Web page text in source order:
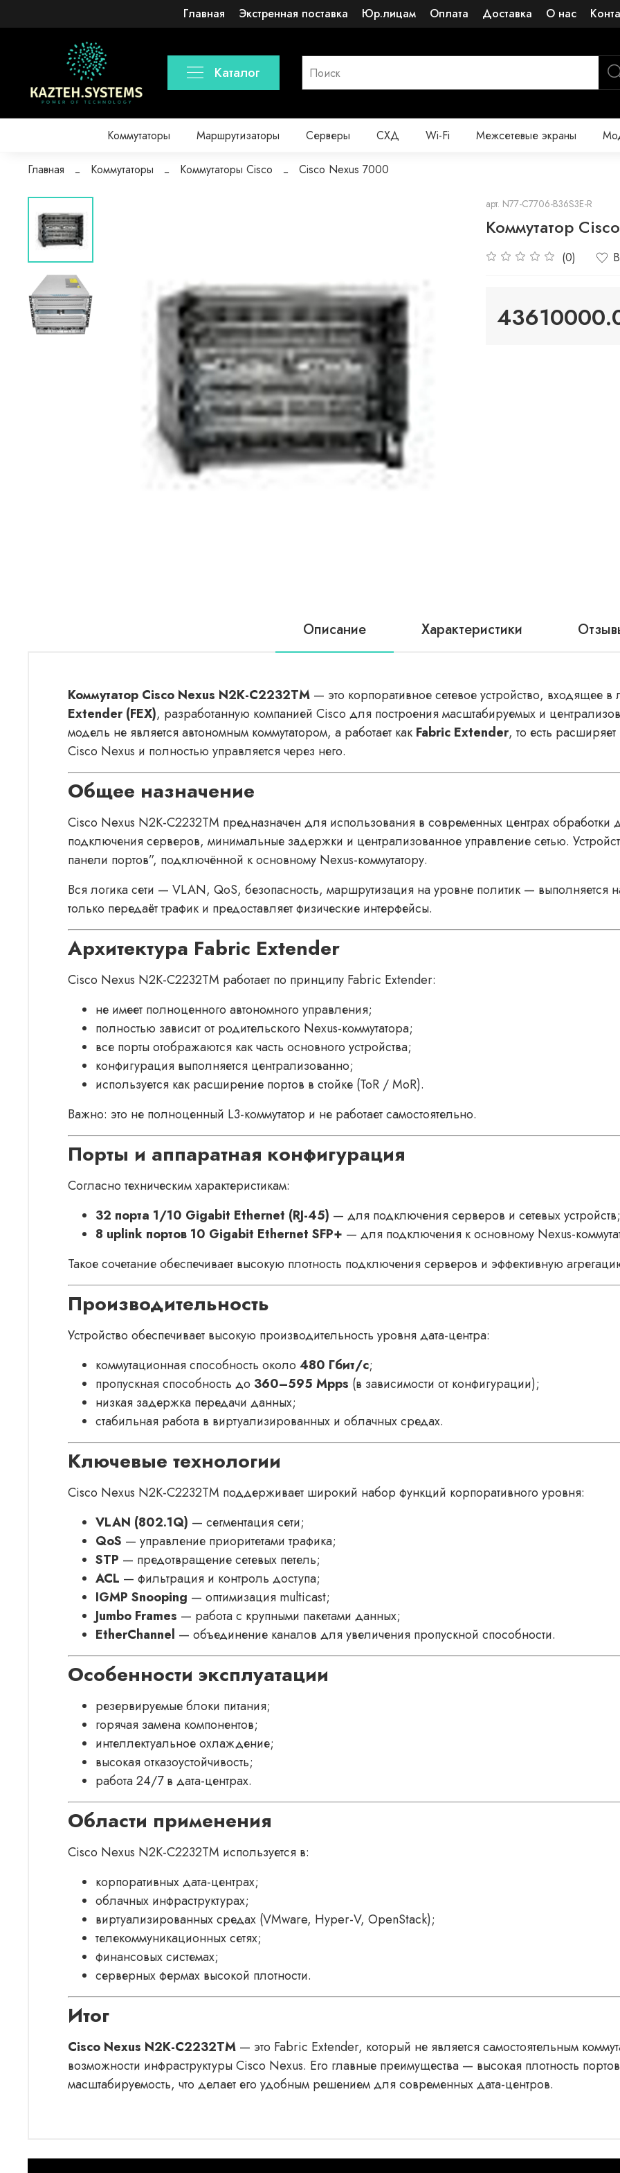
Главная Экстренная поставка Юр.лицам Оплата Доставка О нас
Каталог
Коммутаторы Маршрутизаторы Серверы СХД Wi-Fi Межсетевые экраны
Главная Коммутаторы Коммутаторы Cisco Cisco Nexus 7000
арт. N77-C7706-B36S3E-R
Коммутатор
(0)
Описание Характеристики
Коммутатор Cisco Nexus N2K-C2232TM — это корпоративное сетевое устройство, входящее в
Extender (FEX), разработанную компанией Cisco для построения масштабируемых и
модель не является автономным коммутатором, а работает как Fabric Extender, то есть
Cisco Nexus и полностью управляется через него.
Общее назначение
Cisco Nexus N2K-C2232TM предназначен для использования в современных центрах обработки
подключения серверов, минимальные задержки и централизованное управление сетью.
панели портов”, подключённой к основному Nexus-коммутатору.
Вся логика сети — VLAN, QoS, безопасность, маршрутизация на уровне политик — выполняется
только передаёт трафик и предоставляет физические интерфейсы.
Архитектура Fabric Extender
Cisco Nexus N2K-C2232TM работает по принципу Fabric Extender:
не имеет полноценного автономного управления;
полностью зависит от родительского Nexus-коммутатора;
все порты отображаются как часть основного устройства;
конфигурация выполняется централизованно;
используется как расширение портов в стойке (ToR / MoR).
Важно: это не полноценный L3-коммутатор и не работает самостоятельно.
Порты и аппаратная конфигурация
Согласно техническим характеристикам:
32 порта 1/10 Gigabit Ethernet (RJ-45) — для подключения серверов и сетевых устройств;
8 uplink портов 10 Gigabit Ethernet SFP+ — для подключения к основному Nexus-
Такое сочетание обеспечивает высокую плотность подключения серверов и эффективную
Производительность
Устройство обеспечивает высокую производительность уровня дата-центра:
коммутационная способность около 480 Гбит/с;
пропускная способность до 360–595 Mpps (в зависимости от конфигурации);
низкая задержка передачи данных;
стабильная работа в виртуализированных и облачных средах.
Ключевые технологии
Cisco Nexus N2K-C2232TM поддерживает широкий набор функций корпоративного уровня:
VLAN (802.1Q) — сегментация сети;
QoS — управление приоритетами трафика;
STP — предотвращение сетевых петель;
ACL — фильтрация и контроль доступа;
IGMP Snooping — оптимизация multicast;
Jumbo Frames — работа с крупными пакетами данных;
EtherChannel — объединение каналов для увеличения пропускной способности.
Особенности эксплуатации
резервируемые блоки питания;
горячая замена компонентов;
интеллектуальное охлаждение;
высокая отказоустойчивость;
работа 24/7 в дата-центрах.
Области применения
Cisco Nexus N2K-C2232TM используется в:
корпоративных дата-центрах;
облачных инфраструктурах;
виртуализированных средах (VMware, Hyper-V, OpenStack);
телекоммуникационных сетях;
финансовых системах;
серверных фермах высокой плотности.
Итог
Cisco Nexus N2K-C2232TM — это Fabric Extender, который не является самостоятельным
возможности инфраструктуры Cisco Nexus. Его главные преимущества — высокая плотность
масштабируемость, что делает его удобным решением для современных дата-центров.